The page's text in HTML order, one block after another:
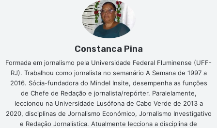
Constanca Pina
Formada em jornalismo pela Universidade Federal Fluminense (UFF-
RJ). Trabalhou como jornalista no semanário A Semana de 1997 a
2016. Sócia-fundadora do Mindel Insite, desempenha as funções
de Chefe de Redação e jornalista/repórter. Paralelamente,
leccionou na Universidade Lusófona de Cabo Verde de 2013 a
2020, disciplinas de Jornalismo Económico, Jornalismo Investigativo
e Redação Jornalística. Atualmente lecciona a disciplina de